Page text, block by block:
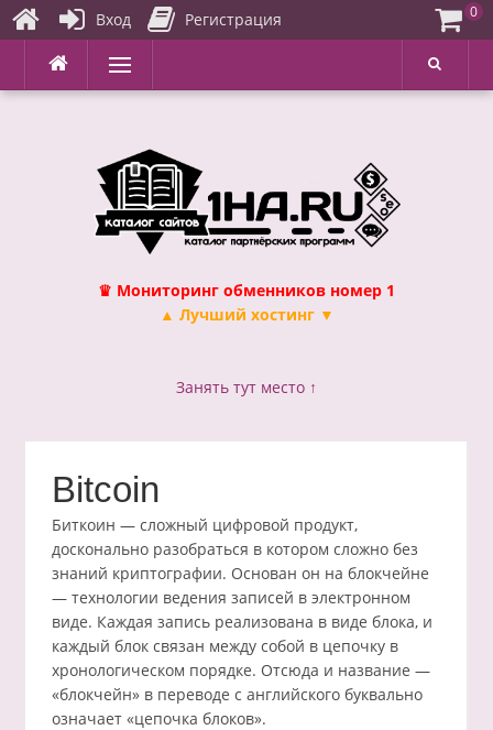
Перейти
содержимому
Меню
♛ Мониторинг обменников номер 1
▲ Лучший хостинг ▼
Занять тут место ↑
Bitcoin
Биткоин — сложный цифровой продукт,
досконально разобраться в котором сложно без
знаний криптографии. Основан он на блокчейне
— технологии ведения записей в электронном
виде. Каждая запись реализована в виде блока, и
каждый блок связан между собой в цепочку в
хронологическом порядке. Отсюда и название —
«блокчейн» в переводе с английского буквально
означает «цепочка блоков».
Вход Регистрация 0